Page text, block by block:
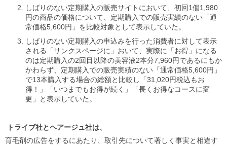
しばりのない定期購入の販売サイトにおいて、初回1個1,980
円の商品の価格について、定期購入での販売実績のない「通
常価格5,600円」を比較対象として表示していた。
しばりのない定期購入の申込みを行った消費者に対して表示
される「サンクスページに」おいて、実際に「お得」になる
のは定期購入の2回目以降の美容液2本分7,960円であるにもか
かわらず、定期購入での販売実績のない「通常価格5,600円」
で13本購入する場合の総額と比較し「31,020円税込もお
得！」「いつまでもお得が続く」「長くお得なコースに変
更」と表示していた。
トライブ社とヘアージュ社は、
育毛剤の広告をするにあたり、取引先について著しく事実と相違す